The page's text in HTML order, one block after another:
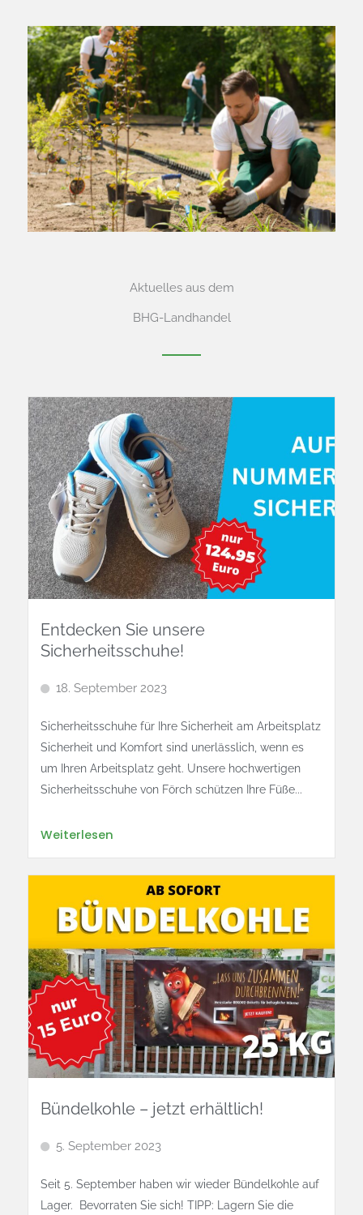
Aktuelles aus dem
BHG-Landhandel
Entdecken Sie unsere
Sicherheitsschuhe!
18. September 2023
Sicherheitsschuhe für Ihre Sicherheit am Arbeitsplatz
Sicherheit und Komfort sind unerlässlich, wenn es
um Ihren Arbeitsplatz geht. Unsere hochwertigen
Sicherheitsschuhe von Förch schützen Ihre Füße...
Weiterlesen
Bündelkohle – jetzt erhältlich!
5. September 2023
Seit 5. September haben wir wieder Bündelkohle auf
Lager. Bevorraten Sie sich! TIPP: Lagern Sie die